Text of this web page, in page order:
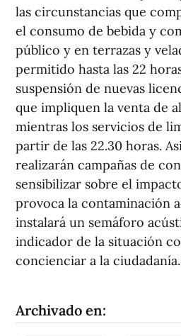
las circunstancias que
el consumo de bebida y
público y en terrazas y
permitido hasta las 22
suspensión de nuevas
que impliquen la venta de
mientras los servicios de
partir de las 22.30 horas.
realizarán campañas de
sensibilizar sobre el
provoca la contaminación
instalará un semáforo
indicador de la situación
concienciar a la ciudadanía.
Archivado en: